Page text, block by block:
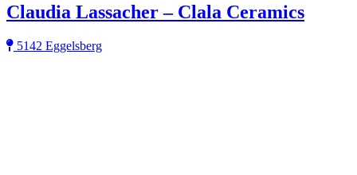
Claudia Lassacher – Clala Ceramics
5142 Eggelsberg